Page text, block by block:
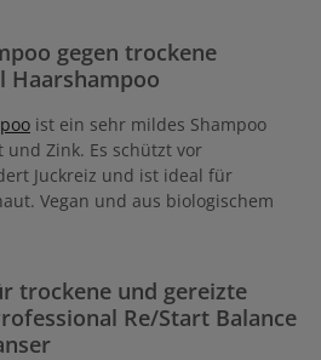
gegen trockene
Haarshampoo
ist ein sehr mildes Shampoo
und Zink. Es schützt vor
Juckreiz und ist ideal für
Vegan und aus biologischem
trockene und gereizte
Re/Start Balance